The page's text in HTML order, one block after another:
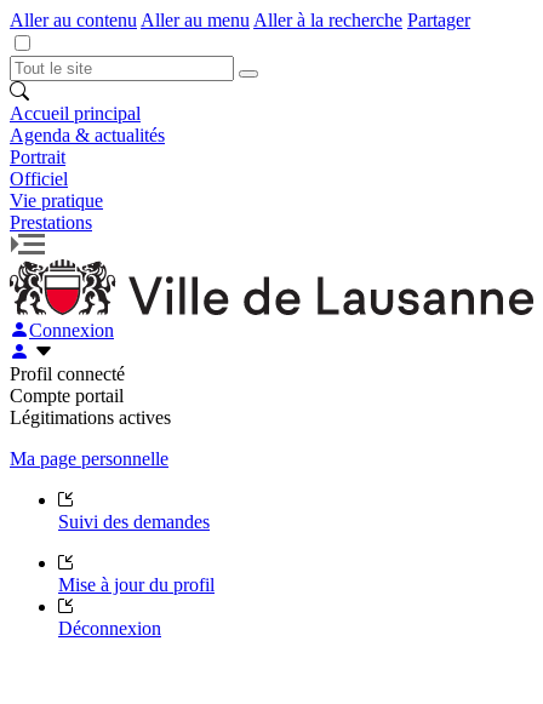
Aller au contenu Aller au menu Aller à la recherche Partager
Accueil principal
Agenda & actualités
Portrait
Officiel
Vie pratique
Prestations
Connexion
Profil connecté
Compte portail
Légitimations actives
Ma page personnelle
Suivi des demandes
Mise à jour du profil
Déconnexion